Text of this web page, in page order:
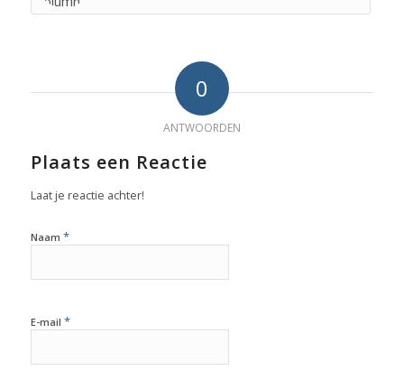
0
ANTWOORDEN
Plaats een Reactie
Laat je reactie achter!
Naam *
E-mail *